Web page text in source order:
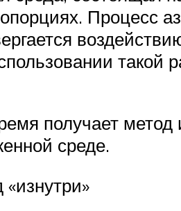
Процесс
получает метод
среде.